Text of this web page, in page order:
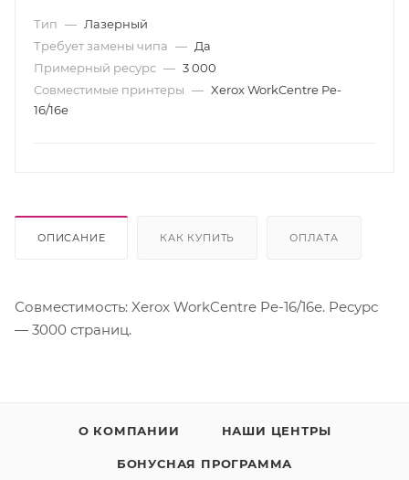
Тип — Лазерный
Требует замены чипа — Да
Примерный ресурс — 3 000
Совместимые принтеры — Xerox WorkCentre Pe-
16/16е
ОПИСАНИЕ КАК КУПИТЬ ОПЛАТА
Совместимость: Xerox WorkCentre Pe-16/16е. Ресурс
— 3000 страниц.
О КОМПАНИИ НАШИ ЦЕНТРЫ
БОНУСНАЯ ПРОГРАММА